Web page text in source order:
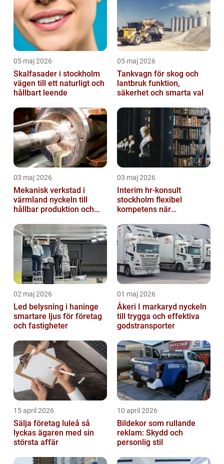
05 maj 2026
Skalfasader i stockholm
vägen till ett naturligt och
hållbart leende
05 maj 2026
Tankvagn för skog och
lantbruk funktion,
säkerhet och smarta val
03 maj 2026
Mekanisk verkstad i
värmland nyckeln till
hållbar produktion och
03 maj 2026
Interim hr-konsult
stockholm flexibel
kompetens när
stöd
02 maj 2026
Led belysning i haninge
smartare ljus för företag
och fastigheter
01 maj 2026
Åkeri I markaryd nyckeln
till trygga och effektiva
godstransporter
15 april 2026
Sälja företag luleå så
lyckas ägaren med sin
största affär
10 april 2026
Bildekor som rullande
reklam: Skydd och
personlig stil